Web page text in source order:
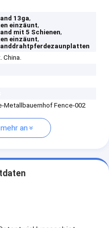
13ga,
einzäunt,
mit 5 Schienen,
einzäunt,
China.
Metallbauernhof Fence-002
an